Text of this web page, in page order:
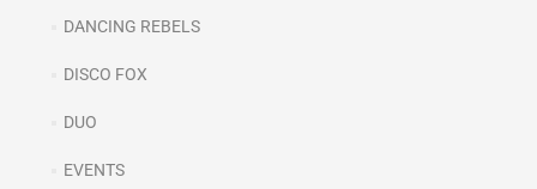
DANCING REBELS
DISCO FOX
DUO
EVENTS